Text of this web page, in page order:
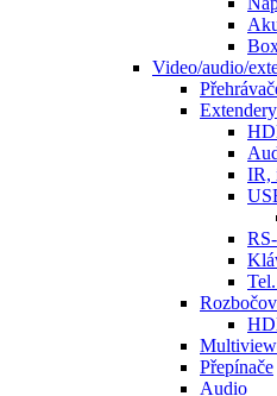
Video/audio/
Extendery
IR,
Přepínače
Audio